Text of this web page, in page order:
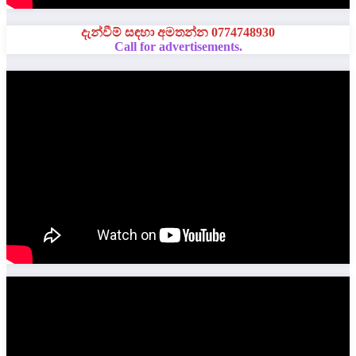
දැන්වීම් සඳහා අමතන්න 0774748930
Call for advertisements.